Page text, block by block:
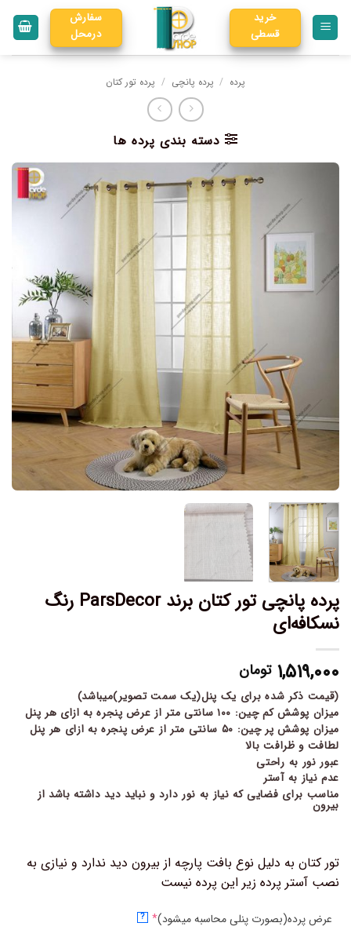
خرید
قسطی
سفارش
درمحل
پرده / پرده پانچی / پرده تور کتان
دسته بندی پرده ها
پرده پانچی تور کتان برند ParsDecor رنگ
نسکافه‌ای
۱,۵۱۹,۰۰۰ تومان
(قیمت ذکر شده برای یک پنل(یک سمت تصویر)میباشد)
میزان پوشش کم چین: ۱۰۰ سانتی متر از عرض پنجره به ازای هر پنل
میزان پوشش پر چین: ۵۰ سانتی متر از عرض پنجره به ازای هر پنل
لطافت و ظرافت بالا
عبور نور به راحتی
عدم نیاز به آستر
مناسب برای فضایی که نیاز به نور دارد و نباید دید داشته باشد از
بیرون
تور کتان به دلیل نوع بافت پارچه از بیرون دید ندارد و نیازی به
نصب آستر پرده زیر این پرده نیست
عرض پرده(بصورت پنلی محاسبه میشود)*
?